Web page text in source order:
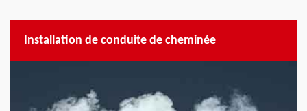
Installation de conduite de cheminée